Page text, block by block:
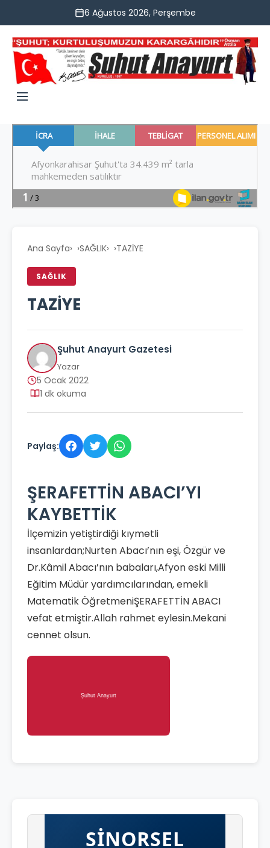
6 Ağustos 2026, Perşembe
Ana Sayfa› SAĞLIK› TAZİYE
SAĞLIK
TAZİYE
Şuhut Anayurt Gazetesi
Yazar
5 Ocak 2022
1 dk okuma
Paylaş:
ŞERAFETTİN ABACI’YI
KAYBETTİK
İlçemizin yetiştirdiği kıymetli
insanlardan;Nurten Abacı’nın eşi, Özgür ve
Dr.Kâmil Abacı’nın babaları,Afyon eski Milli
Eğitim Müdür yardımcılarından, emekli
Matematik ÖğretmeniŞERAFETTİN ABACI
vefat etmiştir.Allah rahmet eylesin.Mekani
cennet olsun.